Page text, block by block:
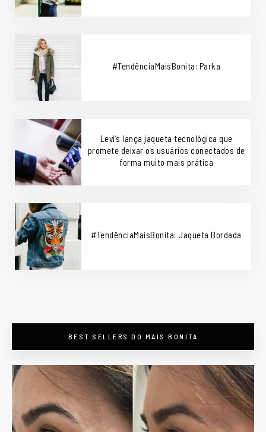
#TendênciaMaisBonita: Parka
Levi’s lança jaqueta tecnológica que
promete deixar os usuários conectados de
forma muito mais prática
#TendênciaMaisBonita: Jaqueta Bordada
BEST SELLERS DO MAIS BONITA